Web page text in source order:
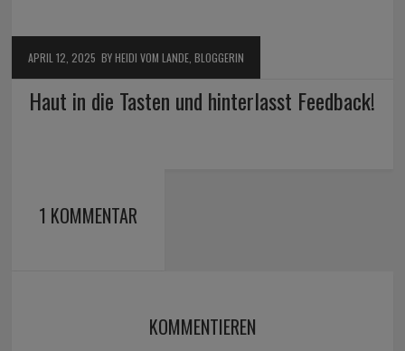
APRIL 12, 2025 BY HEIDI VOM LANDE, BLOGGERIN
Haut in die Tasten und hinterlasst Feedback!
1 KOMMENTAR
KOMMENTIEREN